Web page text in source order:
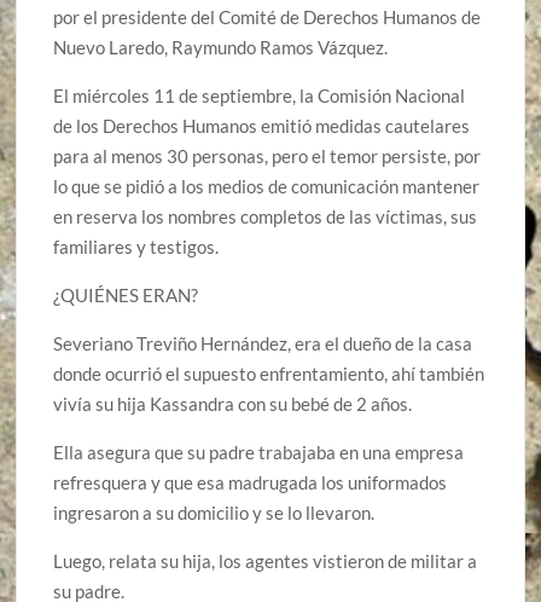
por el presidente del Comité de Derechos Humanos de
Nuevo Laredo, Raymundo Ramos Vázquez.
El miércoles 11 de septiembre, la Comisión Nacional
de los Derechos Humanos emitió medidas cautelares
para al menos 30 personas, pero el temor persiste, por
lo que se pidió a los medios de comunicación mantener
en reserva los nombres completos de las víctimas, sus
familiares y testigos.
¿QUIÉNES ERAN?
Severiano Treviño Hernández, era el dueño de la casa
donde ocurrió el supuesto enfrentamiento, ahí también
vivía su hija Kassandra con su bebé de 2 años.
Ella asegura que su padre trabajaba en una empresa
refresquera y que esa madrugada los uniformados
ingresaron a su domicilio y se lo llevaron.
Luego, relata su hija, los agentes vistieron de militar a
su padre.